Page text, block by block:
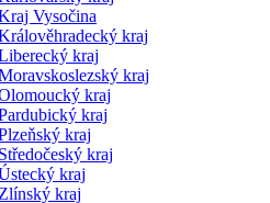
Vysočina
kraj
kraj
kraj
kraj
kraj
kraj
Středočeský kraj
kraj
Zlínský kraj